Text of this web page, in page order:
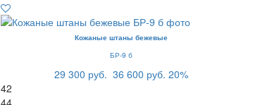
Кожаные штаны бежевые
БР-9 б
29 300 руб. 36 600 руб. 20%
42
44